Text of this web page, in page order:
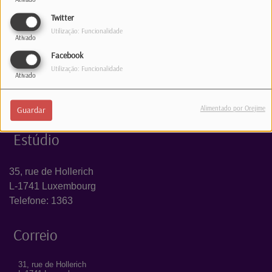
Twitter
Ativado
Utilização: Funcionalidade
Facebook
Ativado
Utilização: Funcionalidade
Guardar Alimentado por Orejime
INICIAR SESSÃO
Estúdio
35, rue de Hollerich
L-1741 Luxembourg
Telefone: 1363
Correio
31, rue de Hollerich